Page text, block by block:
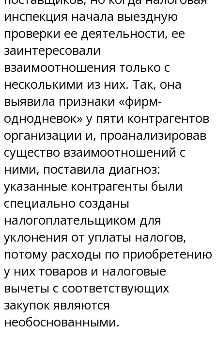
инспекция начала выездную
проверки ее деятельности, ее
заинтересовали
взаимоотношения только с
несколькими из них. Так, она
выявила признаки «фирм-
однодневок» у пяти контрагентов
организации и, проанализировав
существо взаимоотношений с
ними, поставила диагноз:
указанные контрагенты были
специально созданы
налогоплательщиком для
уклонения от уплаты налогов,
потому расходы по приобретению
у них товаров и налоговые
вычеты с соответствующих
закупок являются
необоснованными.